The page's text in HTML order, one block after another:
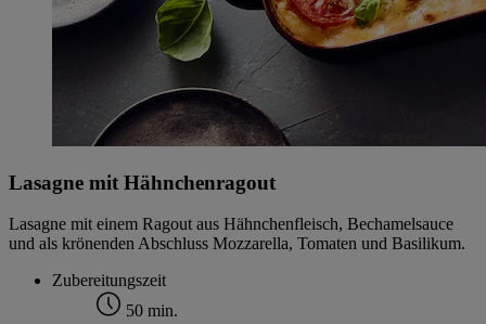
Lasagne mit Hähnchenragout
Lasagne mit einem Ragout aus Hähnchenfleisch, Bechamelsauce
und als krönenden Abschluss Mozzarella, Tomaten und Basilikum.
Zubereitungszeit
50 min.